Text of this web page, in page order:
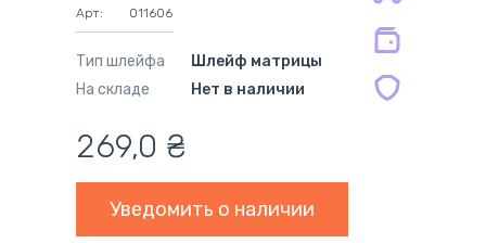
Арт:
011606
Тип шлейфа
Шлейф матрицы
На складе
Нет в наличии
269,0 ₴
Уведомить о наличии
мес.